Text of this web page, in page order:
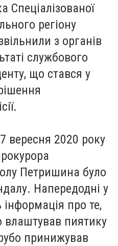
Спеціалізованої
регіону
з органів
службового
що стався у
вересня 2020 року
Петришина було
Напередодні у
про те,
пиятику
принижував